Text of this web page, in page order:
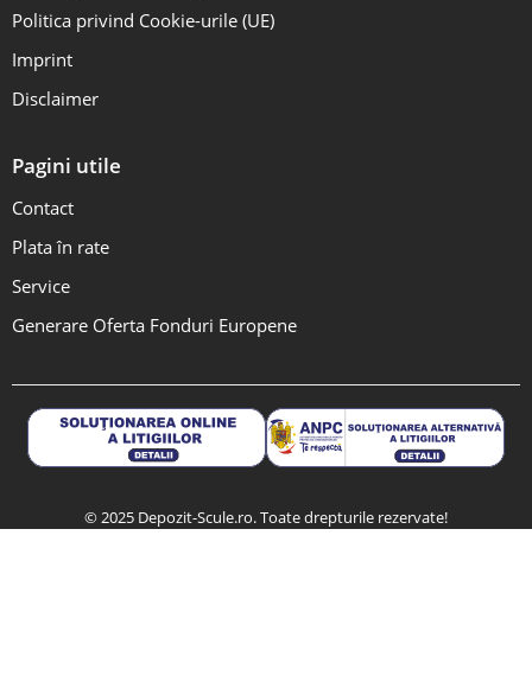
Politica privind Cookie-urile (UE)
Imprint
Disclaimer
Pagini utile
Contact
Plata în rate
Service
Generare Oferta Fonduri Europene
© 2025 Depozit-Scule.ro. Toate drepturile rezervate!